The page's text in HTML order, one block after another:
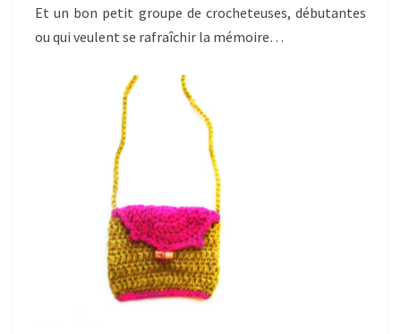
Et un bon petit groupe de crocheteuses, débutantes
ou qui veulent se rafraîchir la mémoire…